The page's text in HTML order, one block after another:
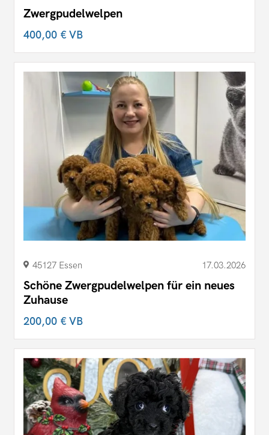
Zwergpudelwelpen
400,00 €VB
45127 Essen 17.03.2026
Schöne Zwergpudelwelpen für ein neues
Zuhause
200,00 €VB